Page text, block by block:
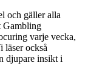
och gäller alla
Gambling
varje vecka,
läser också
djupare insikt i